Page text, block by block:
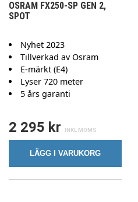
OSRAM FX250-SP GEN 2,
SPOT
Nyhet 2023
Tillverkad av Osram
E-märkt (E4)
Lyser 720 meter
5 års garanti
2 295 kr
LÄGG I VARUKORG